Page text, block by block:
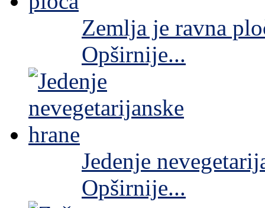
Zemlja je ravna
Opširnije...
Jedenje
Opširnije...